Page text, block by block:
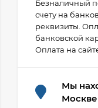
Безналичный
счету на
реквизиты.
банковской
Оплата на
Мы
Москве
10-
ГОСТ